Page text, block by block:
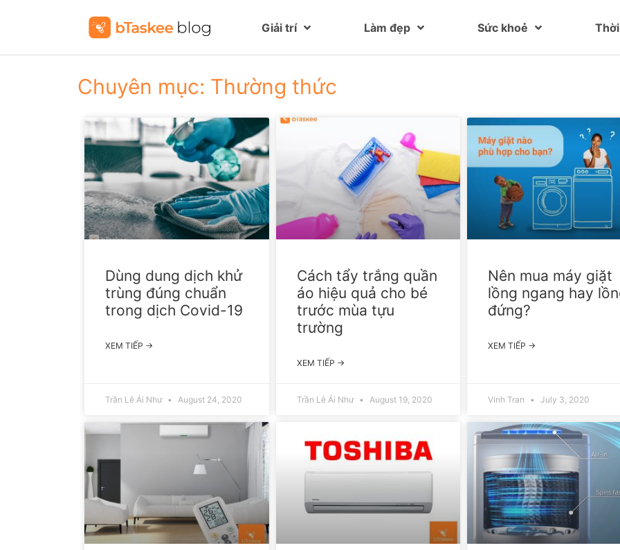
Giải trí Làm đẹp Sức khoẻ
Chuyên mục: Thường thức
Dùng dung dịch khử
trùng đúng chuẩn
trong dịch Covid-19
XEM TIẾP →
Trần Lê Ái Như August 24, 2020
Cách tẩy trắng quần
áo hiệu quả cho bé
trước mùa tựu
trường
XEM TIẾP →
Trần Lê Ái Như August 19, 2020
Nên mua máy giặt
lồng ngang hay
đứng?
XEM TIẾP →
Vinh Tran July 3, 2020